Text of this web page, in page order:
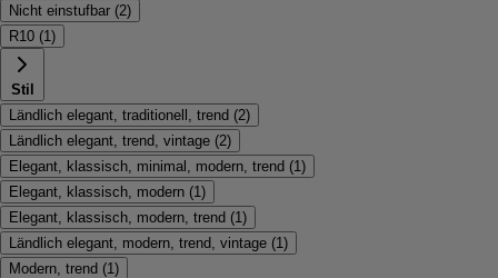
Nicht einstufbar (2)
R10 (1 )
Stil
Ländlich elegant, traditionell, trend (2)
Ländlich elegant, trend, vintage (2)
Elegant, klassisch, minimal, modern, trend (1 )
Elegant, klassisch, modern (1 )
Elegant, klassisch, modern, trend (1 )
Ländlich elegant, modern, trend, vintage (1 )
Modern, trend (1 )